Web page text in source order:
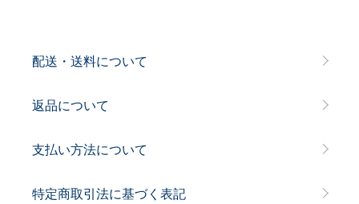
配送・送料について
返品について
支払い方法について
特定商取引法に基づく表記